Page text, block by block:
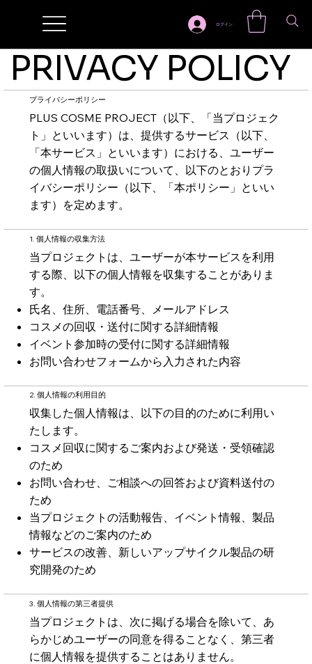
ログイン
PRIVACY POLICY
プライバシーポリシー
PLUS COSME PROJECT（以下、「当プロジェク
ト」といいます）は、提供するサービス（以下、
「本サービス」といいます）における、ユーザー
の個人情報の取扱いについて、以下のとおりプラ
イバシーポリシー（以下、「本ポリシー」といい
ます）を定めます。
1. 個人情報の収集方法
当プロジェクトは、ユーザーが本サービスを利用
する際、以下の個人情報を収集することがありま
す。
氏名、住所、電話番号、メールアドレス
コスメの回収・送付に関する詳細情報
​イベント参加時の受付に関する詳細情報
お問い合わせフォームから入力された内容
2. 個人情報の利用目的
収集した個人情報は、以下の目的のために利用い
たします。
コスメ回収に関するご案内および発送・受領確認
のため
お問い合わせ、ご相談への回答および資料送付の
ため
当プロジェクトの活動報告、イベント情報、製品
情報などのご案内のため
サービスの改善、新しいアップサイクル製品の研
究開発のため
3. 個人情報の第三者提供
当プロジェクトは、次に掲げる場合を除いて、あ
らかじめユーザーの同意を得ることなく、第三者
に個人情報を提供することはありません。